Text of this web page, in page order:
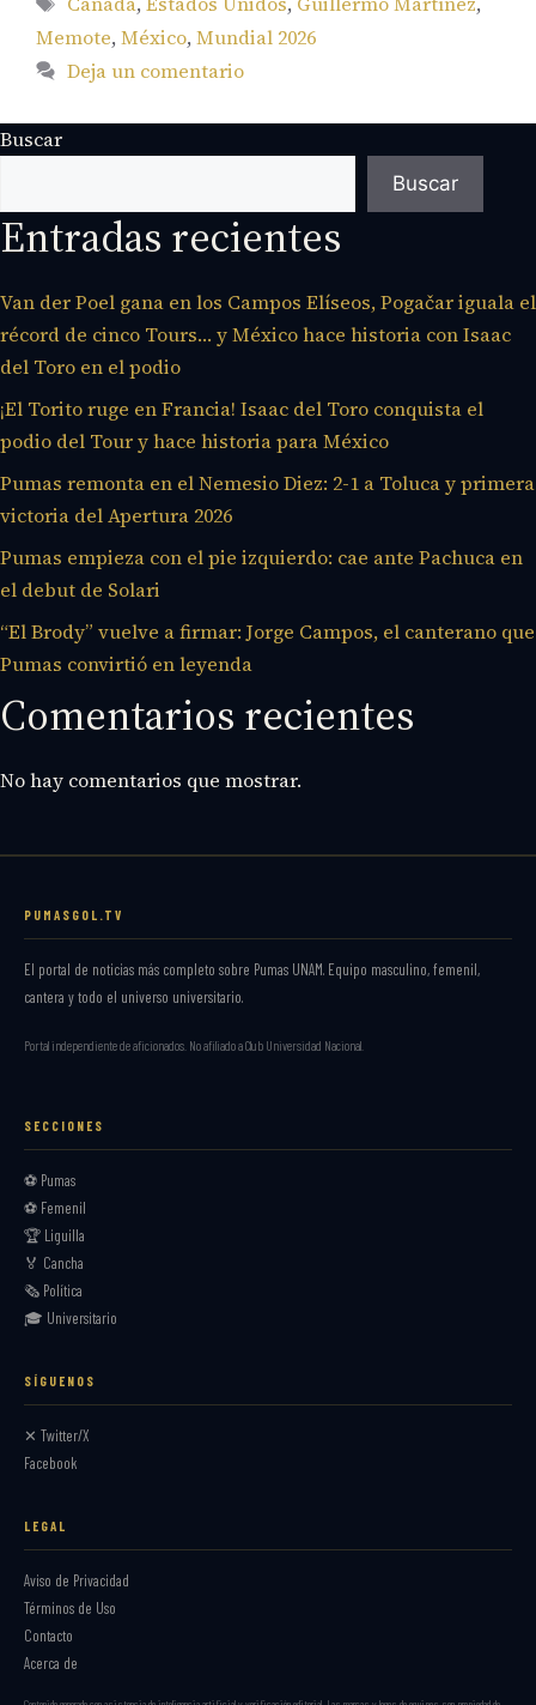
Memote, México, Mundial 2026
Deja un comentario
Buscar
Buscar
Entradas recientes
Van der Poel gana en los Campos Elíseos, Pogačar iguala el
récord de cinco Tours… y México hace historia con Isaac
del Toro en el podio
¡El Torito ruge en Francia! Isaac del Toro conquista el
podio del Tour y hace historia para México
Pumas remonta en el Nemesio Diez: 2-1 a Toluca y primera
victoria del Apertura 2026
Pumas empieza con el pie izquierdo: cae ante Pachuca en
el debut de Solari
“El Brody” vuelve a firmar: Jorge Campos, el canterano que
Pumas convirtió en leyenda
Comentarios recientes
No hay comentarios que mostrar.
PUMASGOL.TV
El portal de noticias más completo sobre Pumas UNAM. Equipo masculino, femenil,
cantera y todo el universo universitario.
Portal independiente de aficionados. No afiliado a Club Universidad Nacional.
SECCIONES
⚽ Pumas
⚽ Femenil
🏆 Liguilla
🏅 Cancha
🗞️ Política
🎓 Universitario
SÍGUENOS
✕ Twitter/X
Facebook
LEGAL
Aviso de Privacidad
Términos de Uso
Contacto
Acerca de